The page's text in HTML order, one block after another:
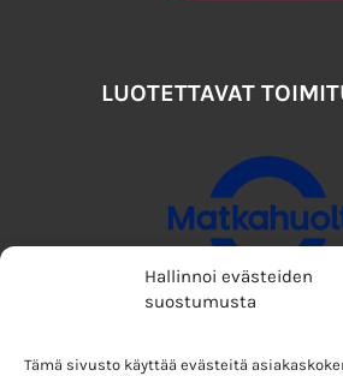
Hallinnoi evästeiden
suostumusta
Tämä sivusto käyttää evästeitä
LUOTETTAVAT